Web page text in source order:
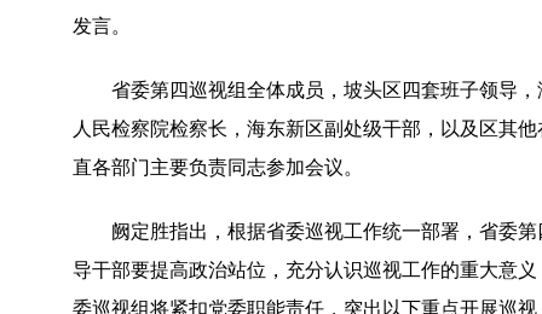
发言。
省委第四巡视组全体成员，坡头区四套班子领导，
人民检察院检察长，海东新区副处级干部，以及区其
直各部门主要负责同志参加会议。
阙定胜指出，根据省委巡视工作统一部署，省委第
导干部要提高政治站位，充分认识巡视工作的重大意
委巡视组将紧扣党委职能责任，突出以下重点开展巡